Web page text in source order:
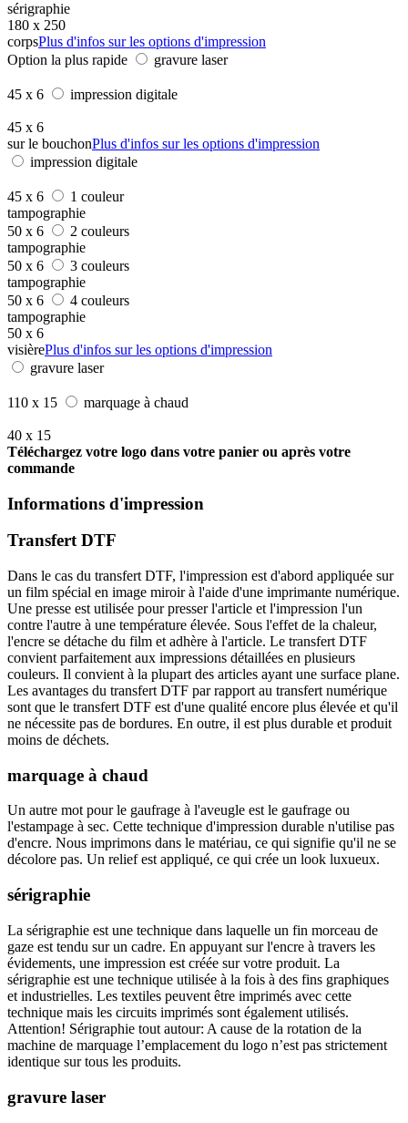
sérigraphie
180 x 250
corpsPlus d'infos sur les options d'impression
Option la plus rapide
gravure laser
45 x 6 impression digitale
45 x 6
sur le bouchonPlus d'infos sur les options d'impression
impression digitale
45 x 6
1 couleur
tampographie
50 x 6
2 couleurs
tampographie
50 x 6
3 couleurs
tampographie
50 x 6
4 couleurs
tampographie
50 x 6
visièrePlus d'infos sur les options d'impression
gravure laser
110 x 15 marquage à chaud
40 x 15
Téléchargez votre logo dans votre panier ou après votre
commande
Informations d'impression
Transfert DTF
Dans le cas du transfert DTF, l'impression est d'abord appliquée sur
un film spécial en image miroir à l'aide d'une imprimante numérique.
Une presse est utilisée pour presser l'article et l'impression l'un
contre l'autre à une température élevée. Sous l'effet de la chaleur,
l'encre se détache du film et adhère à l'article. Le transfert DTF
convient parfaitement aux impressions détaillées en plusieurs
couleurs. Il convient à la plupart des articles ayant une surface plane.
Les avantages du transfert DTF par rapport au transfert numérique
sont que le transfert DTF est d'une qualité encore plus élevée et qu'il
ne nécessite pas de bordures. En outre, il est plus durable et produit
moins de déchets.
marquage à chaud
Un autre mot pour le gaufrage à l'aveugle est le gaufrage ou
l'estampage à sec. Cette technique d'impression durable n'utilise pas
d'encre. Nous imprimons dans le matériau, ce qui signifie qu'il ne se
décolore pas. Un relief est appliqué, ce qui crée un look luxueux.
sérigraphie
La sérigraphie est une technique dans laquelle un fin morceau de
gaze est tendu sur un cadre. En appuyant sur l'encre à travers les
évidements, une impression est créée sur votre produit. La
sérigraphie est une technique utilisée à la fois à des fins graphiques
et industrielles. Les textiles peuvent être imprimés avec cette
technique mais les circuits imprimés sont également utilisés.
Attention! Sérigraphie tout autour: A cause de la rotation de la
machine de marquage l’emplacement du logo n’est pas strictement
identique sur tous les produits.
gravure laser